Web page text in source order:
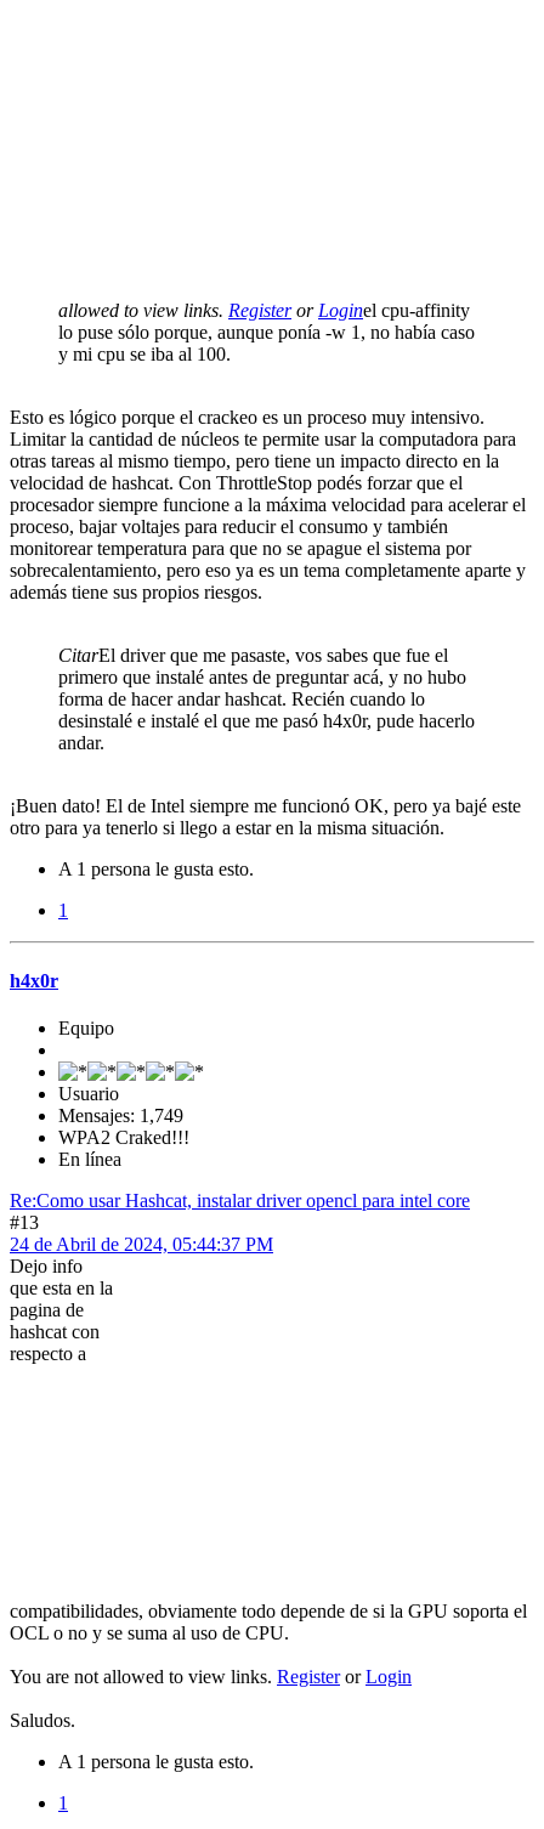
allowed to view links. Registeror Loginel cpu-affinity
lo puse sólo porque, aunque ponía -w 1, no había caso
y mi cpu se iba al 100.
Esto es lógico porque el crackeo es un proceso muy intensivo.
Limitar la cantidad de núcleos te permite usar la computadora para
otras tareas al mismo tiempo, pero tiene un impacto directo en la
velocidad de hashcat. Con ThrottleStop podés forzar que el
procesador siempre funcione a la máxima velocidad para acelerar el
proceso, bajar voltajes para reducir el consumo y también
monitorear temperatura para que no se apague el sistema por
sobrecalentamiento, pero eso ya es un tema completamente aparte y
además tiene sus propios riesgos.
CitarEl driver que me pasaste, vos sabes que fue el
primero que instalé antes de preguntar acá, y no hubo
forma de hacer andar hashcat. Recién cuando lo
desinstalé e instalé el que me pasó h4x0r, pude hacerlo
andar.
¡Buen dato! El de Intel siempre me funcionó OK, pero ya bajé este
otro para ya tenerlo si llego a estar en la misma situación.
A 1 persona le gusta esto.
1
h4x0r
Equipo
Usuario
Mensajes: 1,749
WPA2 Craked!!!
En línea
Re:Como usar Hashcat, instalar driver opencl para intel core
#13
24 de Abril de 2024, 05:44:37 PM
Dejo info
que esta en la
pagina de
hashcat con
respecto a
compatibilidades, obviamente todo depende de si la GPU soporta el
OCL o no y se suma al uso de CPU.
You are not allowed to view links. RegisterorLogin
Saludos.
A 1 persona le gusta esto.
1